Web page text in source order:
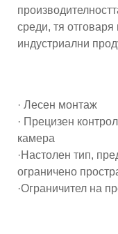
среди, тя
индустриални
· Лесен монтаж
· Прецизен
камера
·Настолен тип,
ограничено
·Ограничител на